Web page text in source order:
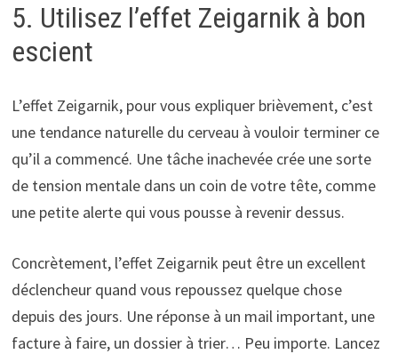
5. Utilisez l’effet Zeigarnik à bon
escient
L’effet Zeigarnik, pour vous expliquer brièvement, c’est
une tendance naturelle du cerveau à vouloir terminer ce
qu’il a commencé. Une tâche inachevée crée une sorte
de tension mentale dans un coin de votre tête, comme
une petite alerte qui vous pousse à revenir dessus.
Concrètement, l’effet Zeigarnik peut être un excellent
déclencheur quand vous repoussez quelque chose
depuis des jours. Une réponse à un mail important, une
facture à faire, un dossier à trier… Peu importe. Lancez